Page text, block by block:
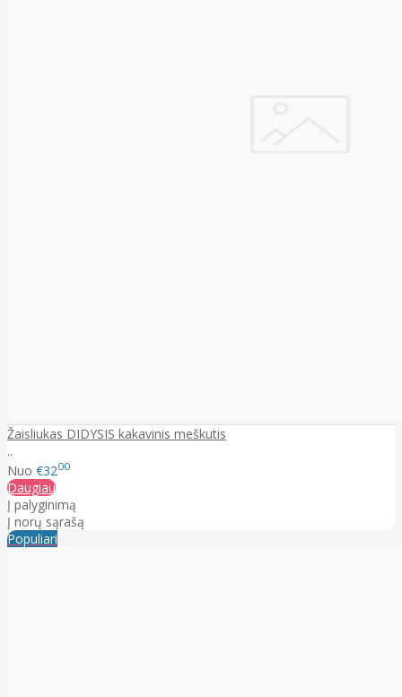
Žaisliukas DIDYSIS kakavinis meškutis
..
Nuo €3200
Daugiau
Į palyginimą
Į norų sąrašą
Populiari